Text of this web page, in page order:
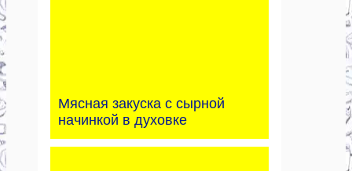
Мясная закуска с сырной
начинкой в духовке